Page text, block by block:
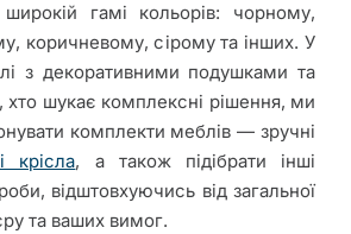
гамі кольорів: чорному,
коричневому, сірому та інших. У
з декоративними подушками та
хто шукає комплексні рішення, ми
комплекти меблів — зручні
крісла, а також підібрати інші
відштовхуючись від загальної
та ваших вимог.